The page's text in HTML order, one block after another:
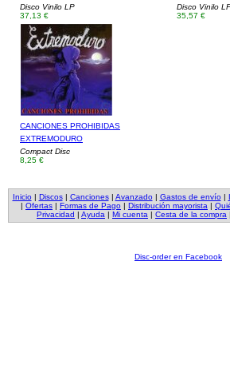
Disco Vinilo LP
37,13 €
Disco Vinilo
35,57 €
CANCIONES PROHIBIDAS
EXTREMODURO
Compact Disc
8,25 €
Inicio| Discos| Canciones| Avanzado| Gastos de envío|
| Ofertas | Formas de Pago | Distribución mayorista |
Privacidad | Ayuda | Mi cuenta | Cesta de la compra |
Disc-order en Facebook